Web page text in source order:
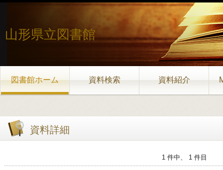
山形県立図書館
図書館ホーム 資料検索 資料紹介
資料詳細
1 件中、 1 件目